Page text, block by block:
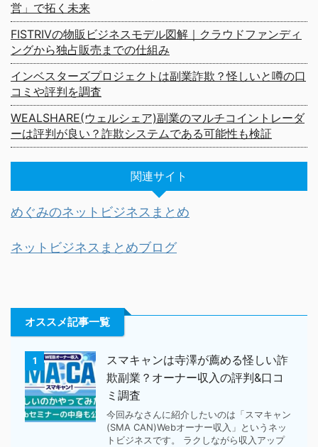
営」で拓く未来
FISTRIVの物販ビジネスモデル図解｜クラウドファンディ
ングから独占販売までの仕組み
インベスターズプロジェクトは副業詐欺？怪しいと噂の口
コミや評判を調査
WEALSHARE(ウェルシェア)副業のマルチコイントレーダ
ーは評判が良い？詐欺システムである可能性も検証
関連サイト
めぐみのネットビジネスまとめ
ネットビジネスまとめブログ
オススメ記事一覧
1
スマキャンは寺澤が薦める怪しい詐
欺副業？オーナー収入の評判&口コ
ミ調査
今回みなさんに紹介したいのは「スマキャン
(SMA CAN)Webオーナー収入」というネッ
トビジネスです。 ラクしながら収入アップ